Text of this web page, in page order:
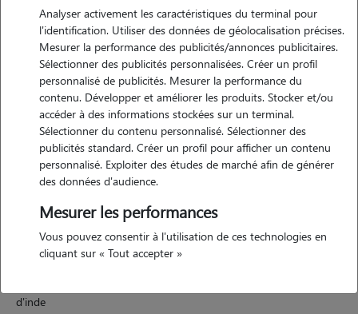
Motivation
j'adore les animaux (surtout les rongeurs et grand chien) et je
souhaite rendre service a quiconque aurais besoin d'aide avec sa
boule de poils. je souhaite aussi récolté de l'argent pour soulager mes
parents sur mes depenses scolaire
Expérience
j'ai deja eu de nombreux animaux (cochons d'inde, chats, chiens) je
n'en ai pas en se moment et je garde régulièrement ceux de mon
d'inde
Analyser activement les caractéristiques du terminal pour
l'identification. Utiliser des données de géolocalisation précises.
Mesurer la performance des publicités/annonces publicitaires.
Sélectionner des publicités personnalisées. Créer un profil
personnalisé de publicités. Mesurer la performance du
contenu. Développer et améliorer les produits. Stocker et/ou
accéder à des informations stockées sur un terminal.
Sélectionner du contenu personnalisé. Sélectionner des
publicités standard. Créer un profil pour afficher un contenu
personnalisé. Exploiter des études de marché afin de générer
des données d'audience.
Mesurer les performances
Vous pouvez consentir à l'utilisation de ces technologies en
cliquant sur « Tout accepter »